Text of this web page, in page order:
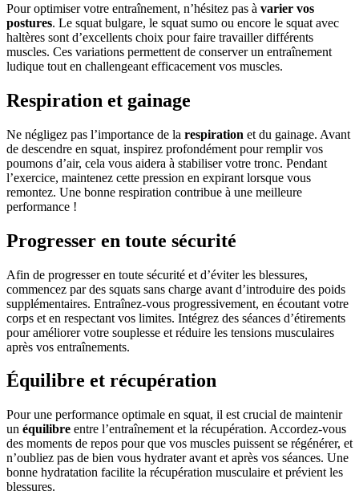
Pour optimiser votre entraînement, n’hésitez pas à varier vos
postures. Le squat bulgare, le squat sumo ou encore le squat avec
haltères sont d’excellents choix pour faire travailler différents
muscles. Ces variations permettent de conserver un entraînement
ludique tout en challengeant efficacement vos muscles.
Respiration et gainage
Ne négligez pas l’importance de la respiration et du gainage. Avant
de descendre en squat, inspirez profondément pour remplir vos
poumons d’air, cela vous aidera à stabiliser votre tronc. Pendant
l’exercice, maintenez cette pression en expirant lorsque vous
remontez. Une bonne respiration contribue à une meilleure
performance !
Progresser en toute sécurité
Afin de progresser en toute sécurité et d’éviter les blessures,
commencez par des squats sans charge avant d’introduire des poids
supplémentaires. Entraînez-vous progressivement, en écoutant votre
corps et en respectant vos limites. Intégrez des séances d’étirements
pour améliorer votre souplesse et réduire les tensions musculaires
après vos entraînements.
Équilibre et récupération
Pour une performance optimale en squat, il est crucial de maintenir
un équilibre entre l’entraînement et la récupération. Accordez-vous
des moments de repos pour que vos muscles puissent se régénérer, et
n’oubliez pas de bien vous hydrater avant et après vos séances. Une
bonne hydratation facilite la récupération musculaire et prévient les
blessures.